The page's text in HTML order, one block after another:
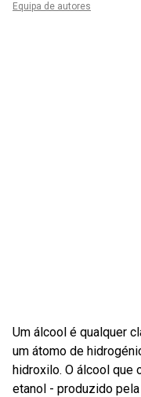
Equipa de autores
Um álcool é qualquer
um átomo de
hidroxilo. O álcool que
etanol - produzido